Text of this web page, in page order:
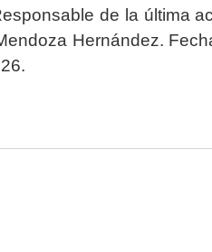
de la última
Hernández.